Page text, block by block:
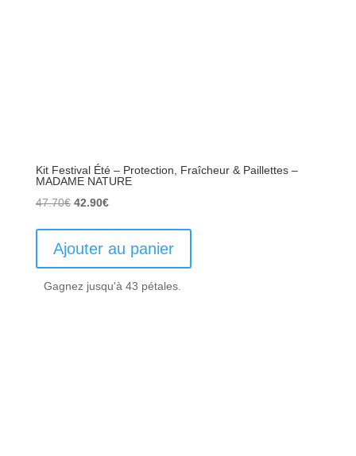
Kit Festival Été – Protection, Fraîcheur & Paillettes –
MADAME NATURE
47.70€ Le
initial
47.70€.
42.90€Le
actuel
42.90€.
Ajouter au panier
Gagnez jusqu'à 43 pétales.